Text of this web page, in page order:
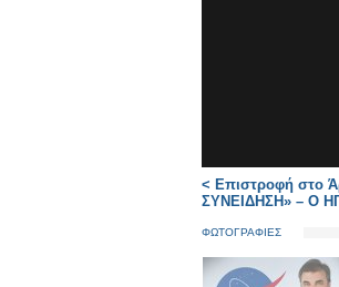
< Επιστροφή στο
ΣΥΝΕΙΔΗΣΗ» – Ο
ΦΩΤΟΓΡΑΦΙΕΣ